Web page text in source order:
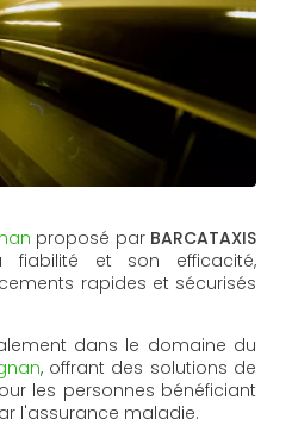
proposé par BARCATAXIS
et son efficacité,
rapides et sécurisés
dans le domaine du
, offrant des solutions de
les personnes bénéficiant
l'assurance maladie.